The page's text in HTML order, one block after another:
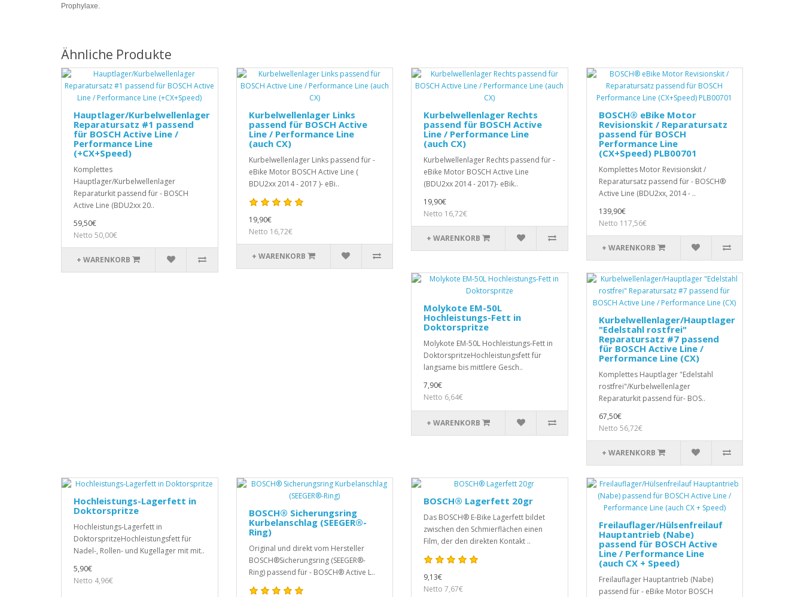
Prophylaxe.
Ähnliche Produkte
Hauptlager/Kurbelwellenlager
Reparatursatz #1 passend
für BOSCH Active Line /
Performance Line
(+CX+Speed)
Komplettes
Hauptlager/Kurbelwellenlager
Reparaturkit passend für - BOSCH
Active Line (BDU2xx 20..
59,50€
Netto 50,00€
+ WARENKORB
Kurbelwellenlager Links
passend für BOSCH Active
Line / Performance Line
(auch CX)
Kurbelwellenlager Links passend für -
eBike Motor BOSCH Active Line (
BDU2xx 2014 - 2017 )- eBi..
19,90€
Netto 16,72€
+ WARENKORB
Kurbelwellenlager Rechts
passend für BOSCH Active
Line / Performance Line
(auch CX)
Kurbelwellenlager Rechts passend für -
eBike Motor BOSCH Active Line
(BDU2xx 2014 - 2017)- eBik..
19,90€
Netto 16,72€
+ WARENKORB
BOSCH® eBike Motor
Revisionskit / Reparatursatz
passend für BOSCH
Performance Line
(CX+Speed) PLB00701
Komplettes Motor Revisionskit /
Reparatursatz passend für - BOSCH®
Active Line (BDU2xx, 2014 - ..
139,90€
Netto 117,56€
+ WARENKORB
Molykote EM-50L
Hochleistungs-Fett in
Doktorspritze
Molykote EM-50L Hochleistungs-Fett in
DoktorspritzeHochleistungsfett für
langsame bis mittlere Gesch..
7,90€
Netto 6,64€
+ WARENKORB
Kurbelwellenlager/Hauptlager
"Edelstahl rostfrei"
Reparatursatz #7 passend
für BOSCH Active Line /
Performance Line (CX)
Komplettes Hauptlager "Edelstahl
rostfrei"/Kurbelwellenlager
Reparaturkit passend für- BOS..
67,50€
Netto 56,72€
+ WARENKORB
Hochleistungs-Lagerfett in
Doktorspritze
Hochleistungs-Lagerfett in
DoktorspritzeHochleistungsfett für
Nadel-, Rollen- und Kugellager mit mit..
5,90€
Netto 4,96€
BOSCH® Sicherungsring
Kurbelanschlag (SEEGER®-
Ring)
Original und direkt vom Hersteller
BOSCH®Sicherungsring (SEEGER®-
Ring) passend für - BOSCH® Active L..
BOSCH® Lagerfett 20gr
Das BOSCH® E-Bike Lagerfett bildet
zwischen den Schmierflächen einen
Film, der den direkten Kontakt ..
9,13€
Netto 7,67€
Freilauflager/Hülsenfreilauf
Hauptantrieb (Nabe)
passend für BOSCH Active
Line / Performance Line
(auch CX + Speed)
Freilauflager Hauptantrieb (Nabe)
passend für - eBike Motor BOSCH